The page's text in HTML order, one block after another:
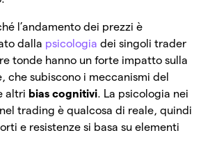
l’andamento dei prezzi è
dalla psicologia dei singoli trader
tonde hanno un forte impatto sulla
che subiscono i meccanismi del
altri bias cognitivi. La psicologia nei
trading è qualcosa di reale, quindi
e resistenze si basa su elementi